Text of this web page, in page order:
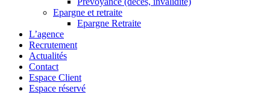
Epargne et retraite
Epargne Retraite
L’agence
Recrutement
Actualités
Contact
Espace Client
Espace réservé